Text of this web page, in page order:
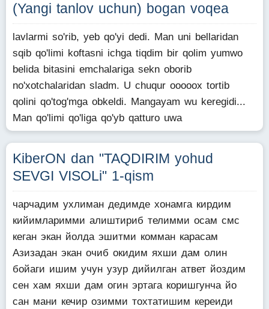
(Yangi tanlov uchun) bogan voqea
lavlarmi so'rib, yeb qo'yi dedi. Man uni bellaridan
sqib qo'limi koftasni ichga tiqdim bir qolim yumwo
belida bitasini emchalariga sekn oborib
no'xotchalaridan sladm. U chuqur ooooox tortib
qolini qo'tog'mga obkeldi. Mangayam wu keregidi...
Man qo'limi qo'liga qo'yb qatturo uwa
KiberON dan "TAQDIRIM yohud
SEVGI VISOLi" 1-qism
чарчадим ухлиман дедимде хонамга кирдим
кийимларимми алиштириб телимми осам смс
кеган экан йолда эшитми комман карасам
Азизадан экан очиб окидим яхши дам олин
бойаги ишим учун узур дийилган атвет йоздим
сен хам яхши дам огин эртага коришгунча йо
сан мани кечир озимми тохтатишим кереиди